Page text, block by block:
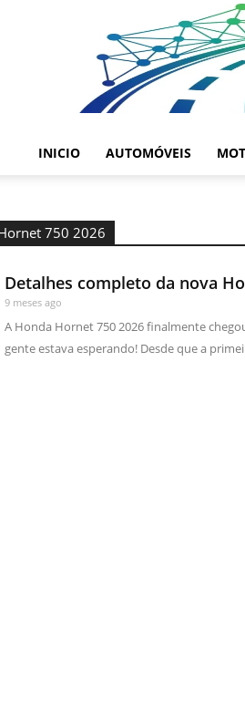
INICIO AUTOMÓVEIS
750 2026
Detalhes completo da nova
9 meses ago
A Honda Hornet 750 2026 finalmente
gente estava esperando! Desde que a